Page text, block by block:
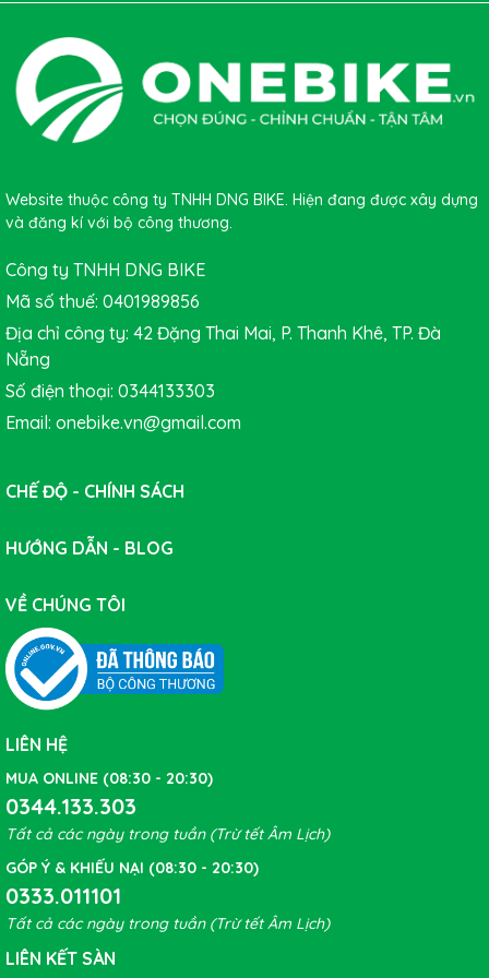
Website thuộc công ty TNHH DNG BIKE. Hiện đang được xây dựng
và đăng kí với bộ công thương.
Công ty TNHH DNG BIKE
Mã số thuế: 0401989856
Địa chỉ công ty: 42 Đặng Thai Mai, P. Thanh Khê, TP. Đà
Nẵng
Số điện thoại: 0344133303
Email: onebike.vn@gmail.com
CHẾ ĐỘ - CHÍNH SÁCH
HƯỚNG DẪN - BLOG
VỀ CHÚNG TÔI
LIÊN HỆ
MUA ONLINE (08:30 - 20:30)
0344.133.303
Tất cả các ngày trong tuần (Trừ tết Âm Lịch)
GÓP Ý & KHIẾU NẠI (08:30 - 20:30)
0333.011101
Tất cả các ngày trong tuần (Trừ tết Âm Lịch)
LIÊN KẾT SÀN